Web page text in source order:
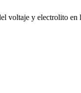
y electrolito en